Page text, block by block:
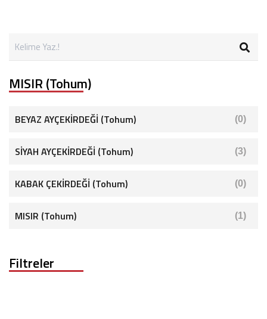
MISIR (Tohum)
BEYAZ AYÇEKİRDEĞİ (Tohum) (0)
SİYAH AYÇEKİRDEĞİ (Tohum) (3)
KABAK ÇEKİRDEĞİ (Tohum) (0)
MISIR (Tohum) (1)
Filtreler